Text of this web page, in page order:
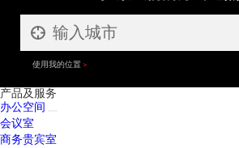
使用我的位置
产品及服务
办公空间
会议室
商务贵宾室